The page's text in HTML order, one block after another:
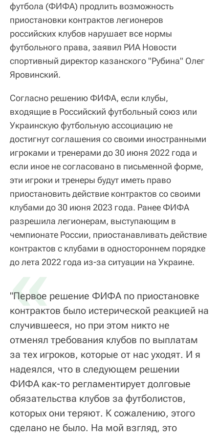
футбола (ФИФА) продлить возможность
приостановки контрактов легионеров
российских клубов нарушает все нормы
футбольного права, заявил РИА Новости
спортивный директор казанского "Рубина" Олег
Яровинский.
Согласно решению ФИФА, если клубы,
входящие в Российский футбольный союз или
Украинскую футбольную ассоциацию не
достигнут соглашения со своими иностранными
игроками и тренерами до 30 июня 2022 года и
если иное не согласовано в письменной форме,
эти игроки и тренеры будут иметь право
приостановить действие контрактов со своими
клубами до 30 июня 2023 года. Ранее ФИФА
разрешила легионерам, выступающим в
чемпионате России, приостанавливать действие
контрактов с клубами в одностороннем порядке
до лета 2022 года из-за ситуации на Украине.
«
"Первое решение ФИФА по приостановке
контрактов было истерической реакцией на
случившееся, но при этом никто не
отменял требования клубов по выплатам
за тех игроков, которые от нас уходят. И я
надеялся, что в следующем решении
ФИФА как-то регламентирует долговые
обязательства клубов за футболистов,
которых они теряют. К сожалению, этого
сделано не было. На мой взгляд, это